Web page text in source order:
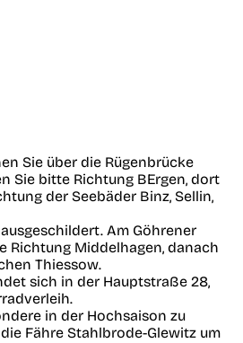
Sie über die Rügenbrücke
Sie bitte Richtung BErgen, dort
der Seebäder Binz, Sellin,
Am Göhrener
Richtung Middelhagen, danach
Thiessow.
sich in der Hauptstraße 28,
in der Hochsaison zu
Fähre Stahlbrode-Glewitz um